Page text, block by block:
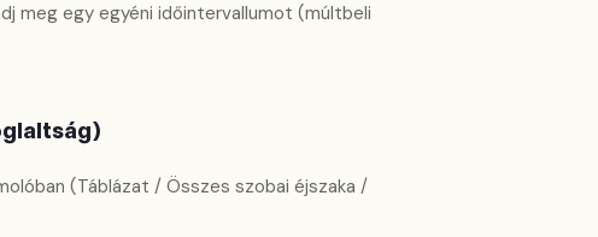
meg egy egyéni időintervallumot (múltbeli
(Táblázat / Összes szobai éjszaka /